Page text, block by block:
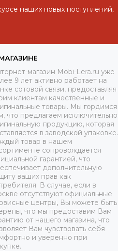
наших новых поступлений,
магазин Mobi-Lera.ru уже
9 лет активно работает на
сотовой связи, предоставляя
клиентам качественные и
товары. Мы гордимся
что предлагаем исключительно
продукцию, которая
в заводской упаковке.
товар в нашем
сопровождается
гарантией, что
дополнительную
ваших прав как
В случае, если в
отсутствуют официальные
центры, Вы можете быть
что мы предоставим Вам
от нашего магазина, что
Вам чувствовать себя
и уверенно при